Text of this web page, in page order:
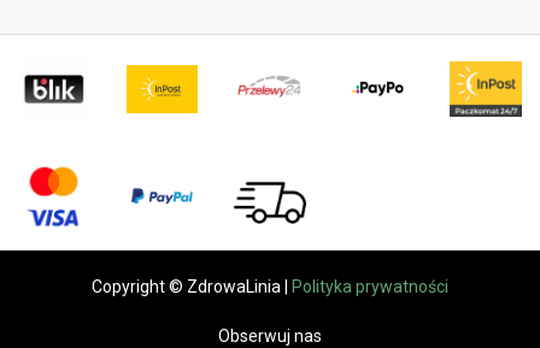
Copyright © ZdrowaLinia | Polityka prywatności
Obserwuj nas